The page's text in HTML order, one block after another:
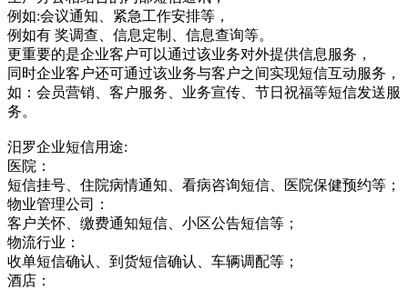
例如:会议通知、紧急工作安排等，
例如有 奖调查、信息定制、信息查询等。
更重要的是企业客户可以通过该业务对外提供信息服务，
同时企业客户还可通过该业务与客户之间实现短信互动服务，
如：会员营销、客户服务、业务宣传、节日祝福等短信发送服
务。
汨罗企业短信用途:
医院：
短信挂号、住院病情通知、看病咨询短信、医院保健预约等；
物业管理公司：
客户关怀、缴费通知短信、小区公告短信等；
物流行业：
收单短信确认、到货短信确认、车辆调配等；
酒店：